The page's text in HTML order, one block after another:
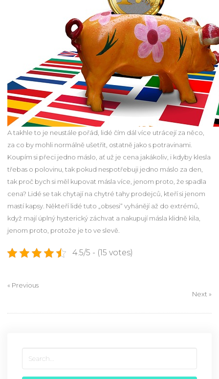
A takhle to je neustále pořád, lidé čím dál více utrácejí za něco,
za co by mohli normálně ušetřit, ostatně jako s potravinami.
Koupím si přeci jedno máslo, ať už je cena jakákoliv, i kdyby klesla
třebas o polovinu, tak pokud nespotřebuji jedno máslo za den,
tak proč bych si měl kupovat másla více, jenom proto, že spadla
cena? Lidé se tak chytají na chytré tahy prodejců, kteří si jenom
mastí kapsy. Někteří lidé tuto „obsesi“ vyhánějí až do extrémů,
když mají úplný hysterický záchvat a nakupují másla klidně kila,
jenom proto, protože je to ve slevě.
4.5/5 - (15 votes)
« Previous
Next »